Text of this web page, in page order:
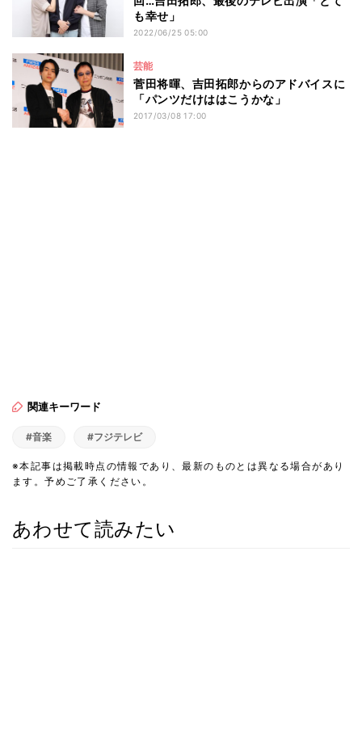
も幸せ」
2022/06/25 05:00
芸能
菅田将暉、吉田拓郎からのアドバイスに
「パンツだけははこうかな」
2017/03/08 17:00
関連キーワード
#音楽 #フジテレビ
※本記事は掲載時点の情報であり、最新のものとは異なる場合があり
ます。予めご了承ください。
あわせて読みたい